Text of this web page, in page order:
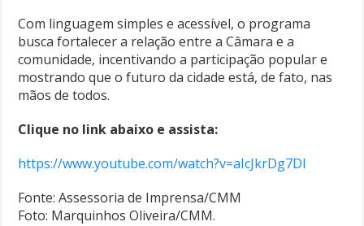
Com linguagem simples e acessível, o programa
busca fortalecer a relação entre a Câmara e a
comunidade, incentivando a participação popular e
mostrando que o futuro da cidade está, de fato, nas
mãos de todos.
Clique no link abaixo e assista:
https://www.youtube.com/watch?v=aIcJkrDg7DI
Fonte: Assessoria de Imprensa/CMM
Foto: Marquinhos Oliveira/CMM.